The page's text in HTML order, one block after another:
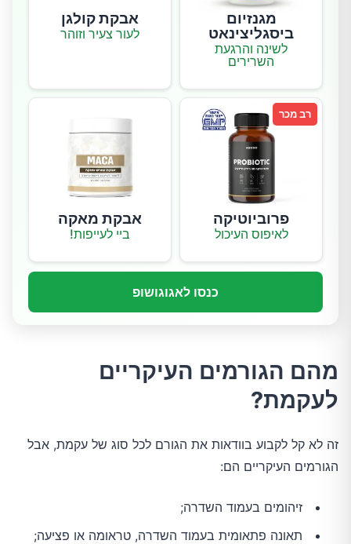
מגנזיום
ביסגליצינאט
לשינה והרגעת
השרירים
אבקת קולגן
לעור צעיר וזוהר
רב מכר
פרוביוטיקה
לאיפוס העיכול
אבקת מאקה
ביי לעייפות!
כנסו לאגוגושופ
מהם הגורמים העיקריים
לעקמת?
זה לא קל לקבוע בוודאות את הגורם לכל סוג של עקמת, אבל
הגורמים העיקריים הם:
זיהומים בעמוד השדרה;
תאונה פתאומית בעמוד השדרה, טראומה או פציעה;